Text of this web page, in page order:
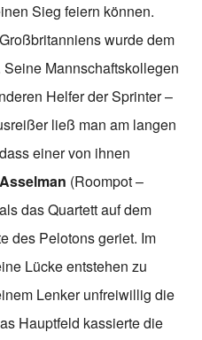
Sieg feiern können.
wurde dem
Mannschaftskollegen
Helfer der Sprinter –
ließ man am langen
einer von ihnen
(Roompot –
das Quartett auf dem
des Pelotons geriet. Im
Lücke entstehen zu
Lenker unfreiwillig die
Hauptfeld kassierte die